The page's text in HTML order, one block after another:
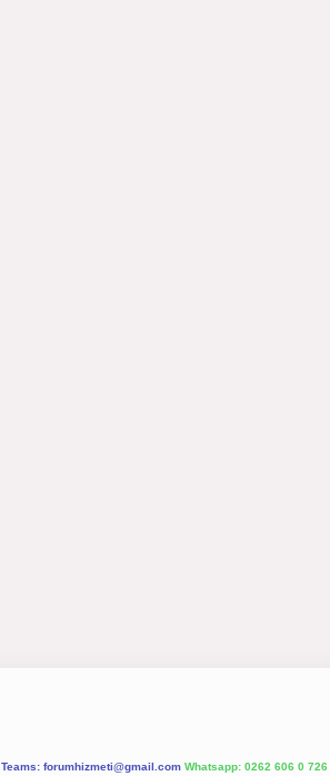
Teams: forumhizmeti@gmail.com Whatsapp: 0262 606 0 726